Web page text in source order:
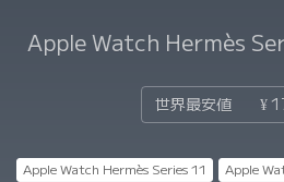
Apple Watch Hermès
世界最安値 ¥
Apple Watch Hermès Series 11 Apple